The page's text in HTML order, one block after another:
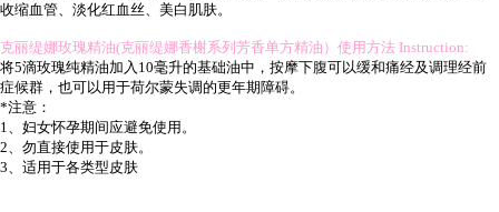
收缩血管、淡化红血丝、美白肌肤。
克丽缇娜玫瑰精油(克丽缇娜香榭系列芳香单方精油）使用方法 Instruction:
将5滴玫瑰纯精油加入10毫升的基础油中，按摩下腹可以缓和痛经及调理经前
症候群，也可以用于荷尔蒙失调的更年期障碍。
*注意：
1、妇女怀孕期间应避免使用。
2、勿直接使用于皮肤。
3、适用于各类型皮肤